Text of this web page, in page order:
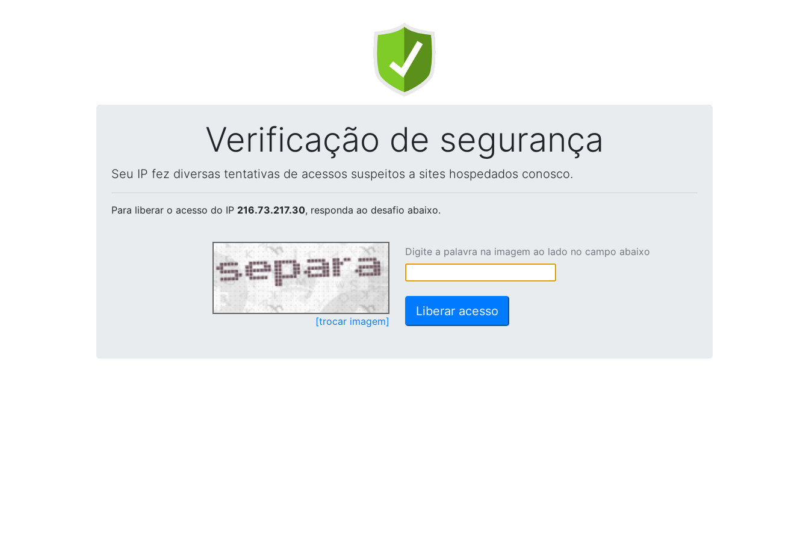
Verificação de segurança
Seu IP fez diversas tentativas de acessos suspeitos a sites hospedados conosco.
Para liberar o acesso do IP 216.73.217.30, responda ao desafio abaixo.
[trocar imagem]
Digite a palavra na imagem ao lado no campo abaixo